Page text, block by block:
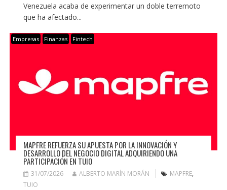
Venezuela acaba de experimentar un doble terremoto
que ha afectado...
Empresas Finanzas Fintech
MAPFRE REFUERZA SU APUESTA POR LA INNOVACIÓN Y
DESARROLLO DEL NEGOCIO DIGITAL ADQUIRIENDO UNA
PARTICIPACIÓN EN TUIO
31/07/2026 ALBERTO MARÍN MORÁN MAPFRE,
TUIO